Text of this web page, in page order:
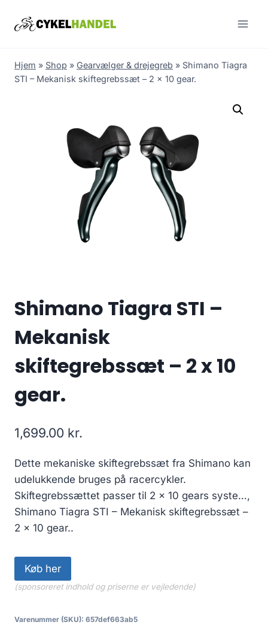
Hjem » Shop » Gearvælger & drejegreb » Shimano Tiagra
STI – Mekanisk skiftegrebssæt – 2 x 10 gear.
Shimano Tiagra STI –
Mekanisk
skiftegrebssæt – 2 x 10
gear.
1,699.00 kr.
Dette mekaniske skiftegrebssæt fra Shimano kan
udelukkende bruges på racercykler.
Skiftegrebssættet passer til 2 x 10 gears syste…,
Shimano Tiagra STI – Mekanisk skiftegrebssæt –
2 x 10 gear..
Køb her
(sponsoreret indhold og priserne er vejledende)
Varenummer (SKU): 657def663ab5